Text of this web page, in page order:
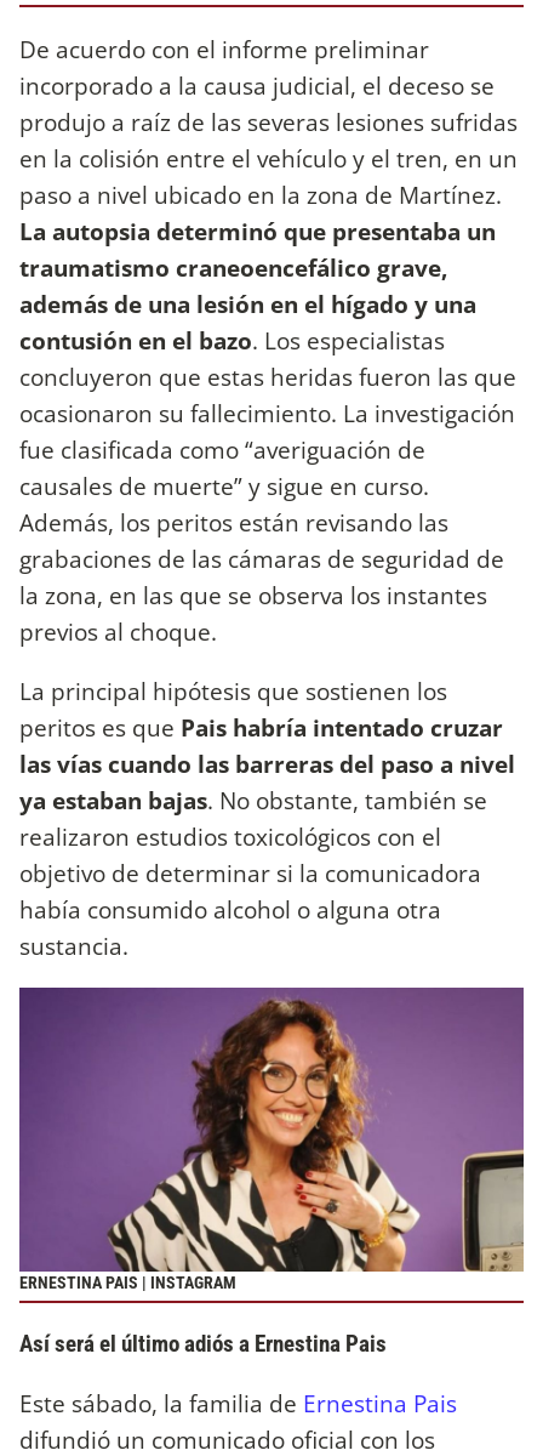
De acuerdo con el informe preliminar
incorporado a la causa judicial, el deceso se
produjo a raíz de las severas lesiones sufridas
en la colisión entre el vehículo y el tren, en un
paso a nivel ubicado en la zona de Martínez.
La autopsia determinó que presentaba un
traumatismo craneoencefálico grave,
además de una lesión en el hígado y una
contusión en el bazo. Los especialistas
concluyeron que estas heridas fueron las que
ocasionaron su fallecimiento. La investigación
fue clasificada como “averiguación de
causales de muerte” y sigue en curso.
Además, los peritos están revisando las
grabaciones de las cámaras de seguridad de
la zona, en las que se observa los instantes
previos al choque.
La principal hipótesis que sostienen los
peritos es que Pais habría intentado cruzar
las vías cuando las barreras del paso a nivel
ya estaban bajas. No obstante, también se
realizaron estudios toxicológicos con el
objetivo de determinar si la comunicadora
había consumido alcohol o alguna otra
sustancia.
ERNESTINA PAIS | INSTAGRAM
Así será el último adiós a Ernestina Pais
Este sábado, la familia de Ernestina Pais
difundió un comunicado oficial con los